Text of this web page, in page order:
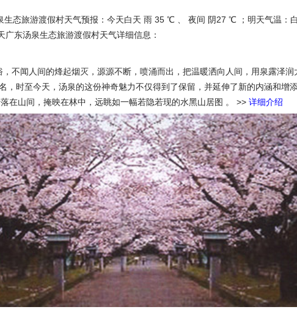
生态旅游渡假村天气预报：今天白天 雨 35 ℃ 、 夜间 阴27 ℃ ；明天气温
东汤泉生态旅游渡假村天气详细信息：
不闻人间的烽起烟灭，源源不断，喷涌而出，把温暖洒向人间，用泉露泽
，时至今天，汤泉的这份神奇魅力不仅得到了保留，并延伸了新的内涵和
在山间，掩映在林中，远眺如一幅若隐若现的水黑山居图 。>>详细介绍